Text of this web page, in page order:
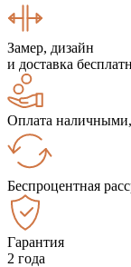
Замер, дизайн
и доставка
Оплата
Беспроцентная
Гарантия
2 года